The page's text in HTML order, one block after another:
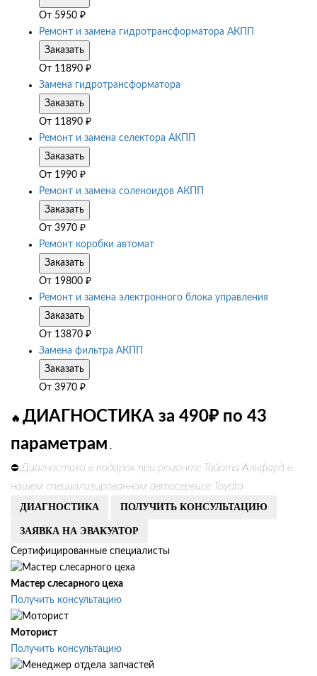
От 5950 ₽
Ремонт и замена гидротрансформатора АКПП
Заказать
От 11890 ₽
Замена гидротрансформатора
Заказать
От 11890 ₽
Ремонт и замена селектора АКПП
Заказать
От 1990 ₽
Ремонт и замена соленоидов АКПП
Заказать
От 3970 ₽
Ремонт коробки автомат
Заказать
От 19800 ₽
Ремонт и замена электронного блока управления
Заказать
От 13870 ₽
Замена фильтра АКПП
Заказать
От 3970 ₽
🔥 ДИАГНОСТИКА за 490₽ по 43
параметрам .
⛔ Диагностика в подарок при ремонте Тойота Альфард в
нашем специализированном автосервисе Toyota
ДИАГНОСТИКА ПОЛУЧИТЬ КОНСУЛЬТАЦИЮ
ЗАЯВКА НА ЭВАКУАТОР
Сертифицированные специалисты
Мастер слесарного цеха
Получить консультацию
Моторист
Получить консультацию